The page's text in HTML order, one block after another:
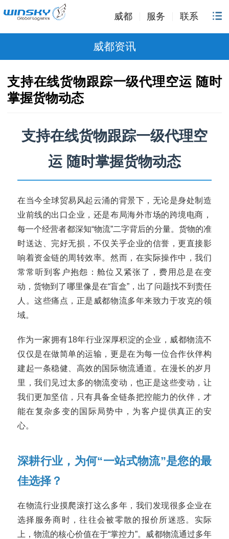
威都 服务 联系
威都资讯
支持在线货物跟踪一级代理空运 随时
掌握货物动态
支持在线货物跟踪一级代理空
运 随时掌握货物动态
在当今全球贸易风起云涌的背景下，无论是身处制造
业前线的出口企业，还是布局海外市场的跨境电商，
每一个经营者都深知“物流”二字背后的分量。货物的准
时送达、完好无损，不仅关乎企业的信誉，更直接影
响着资金链的周转效率。然而，在实际操作中，我们
常常听到客户抱怨：舱位又紧张了，费用总是在变
动，货物到了哪里像是在“盲盒”，出了问题找不到责任
人。这些痛点，正是威都物流多年来致力于攻克的领
域。
作为一家拥有18年行业深厚积淀的企业，威都物流不
仅仅是在做简单的运输，更是在为每一位合作伙伴构
建起一条稳健、高效的国际物流通道。在漫长的岁月
里，我们见过太多的物流变动，也正是这些变动，让
我们更加坚信，只有具备全链条把控能力的伙伴，才
能在复杂多变的国际局势中，为客户提供真正的安
心。
深耕行业，为何“一站式物流”是您的最
佳选择？
在物流行业摸爬滚打这么多年，我们发现很多企业在
选择服务商时，往往会被零散的报价所迷惑。实际
上，物流的核心价值在于“掌控力”。威都物流通过多年